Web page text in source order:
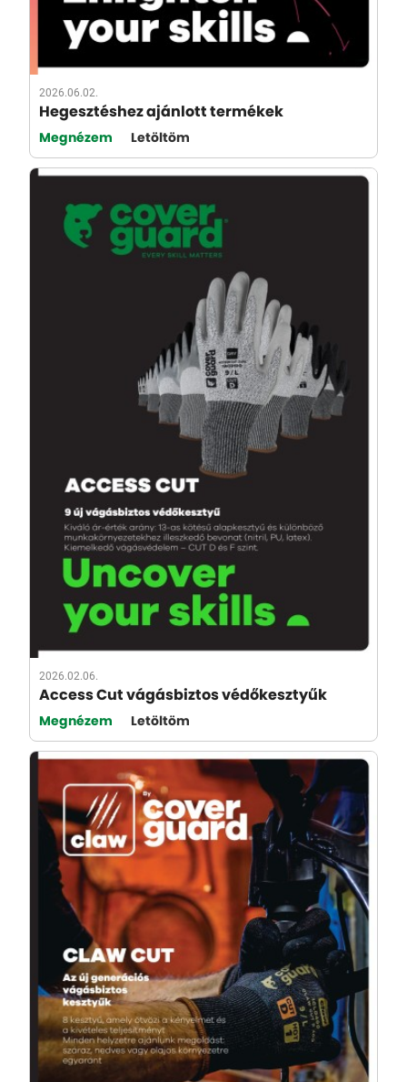
2026.06.02.
Hegesztéshez ajánlott termékek
Megnézem Letöltöm
2026.02.06.
Access Cut vágásbiztos védőkesztyűk
Megnézem Letöltöm